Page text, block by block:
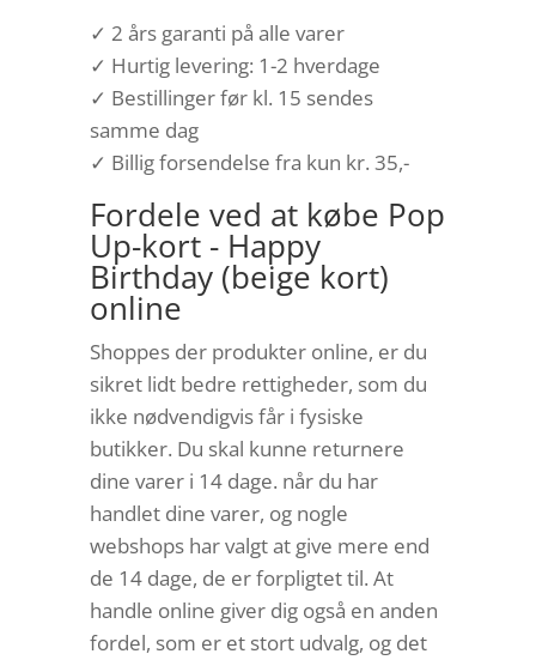
✓ 2 års garanti på alle varer
✓ Hurtig levering: 1-2 hverdage
✓ Bestillinger før kl. 15 sendes
samme dag
✓ Billig forsendelse fra kun kr. 35,-
Fordele ved at købe Pop
Up-kort - Happy
Birthday (beige kort)
online
Shoppes der produkter online, er du
sikret lidt bedre rettigheder, som du
ikke nødvendigvis får i fysiske
butikker. Du skal kunne returnere
dine varer i 14 dage. når du har
handlet dine varer, og nogle
webshops har valgt at give mere end
de 14 dage, de er forpligtet til. At
handle online giver dig også en anden
fordel, som er et stort udvalg, og det